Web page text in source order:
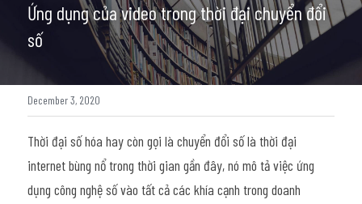
Ứng dụng của video trong thời đại chuyển đổi
số
December 3, 2020
Thời đại số hóa hay còn gọi là chuyển đổi số là thời đại
internet bùng nổ trong thời gian gần đây, nó mô tả việc ứng
dụng công nghệ số vào tất cả các khía cạnh trong doanh